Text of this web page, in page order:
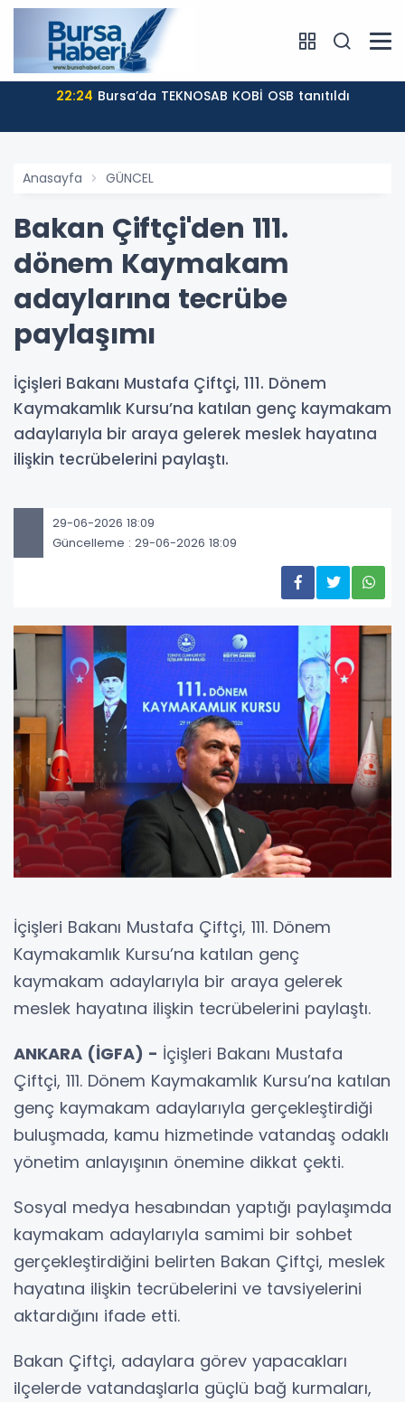
22:24 Bursa’da TEKNOSAB KOBİ OSB tanıtıldı
Anasayfa GÜNCEL
Bakan Çiftçi'den 111.
dönem Kaymakam
adaylarına tecrübe
paylaşımı
İçişleri Bakanı Mustafa Çiftçi, 111. Dönem
Kaymakamlık Kursu’na katılan genç kaymakam
adaylarıyla bir araya gelerek meslek hayatına
ilişkin tecrübelerini paylaştı.
29-06-2026 18:09
Güncelleme : 29-06-2026 18:09
İçişleri Bakanı Mustafa Çiftçi, 111. Dönem
Kaymakamlık Kursu’na katılan genç
kaymakam adaylarıyla bir araya gelerek
meslek hayatına ilişkin tecrübelerini paylaştı.
ANKARA (İGFA) - İçişleri Bakanı Mustafa
Çiftçi, 111. Dönem Kaymakamlık Kursu’na katılan
genç kaymakam adaylarıyla gerçekleştirdiği
buluşmada, kamu hizmetinde vatandaş odaklı
yönetim anlayışının önemine dikkat çekti.
Sosyal medya hesabından yaptığı paylaşımda
kaymakam adaylarıyla samimi bir sohbet
gerçekleştirdiğini belirten Bakan Çiftçi, meslek
hayatına ilişkin tecrübelerini ve tavsiyelerini
aktardığını ifade etti.
Bakan Çiftçi, adaylara görev yapacakları
ilçelerde vatandaşlarla güçlü bağ kurmaları,